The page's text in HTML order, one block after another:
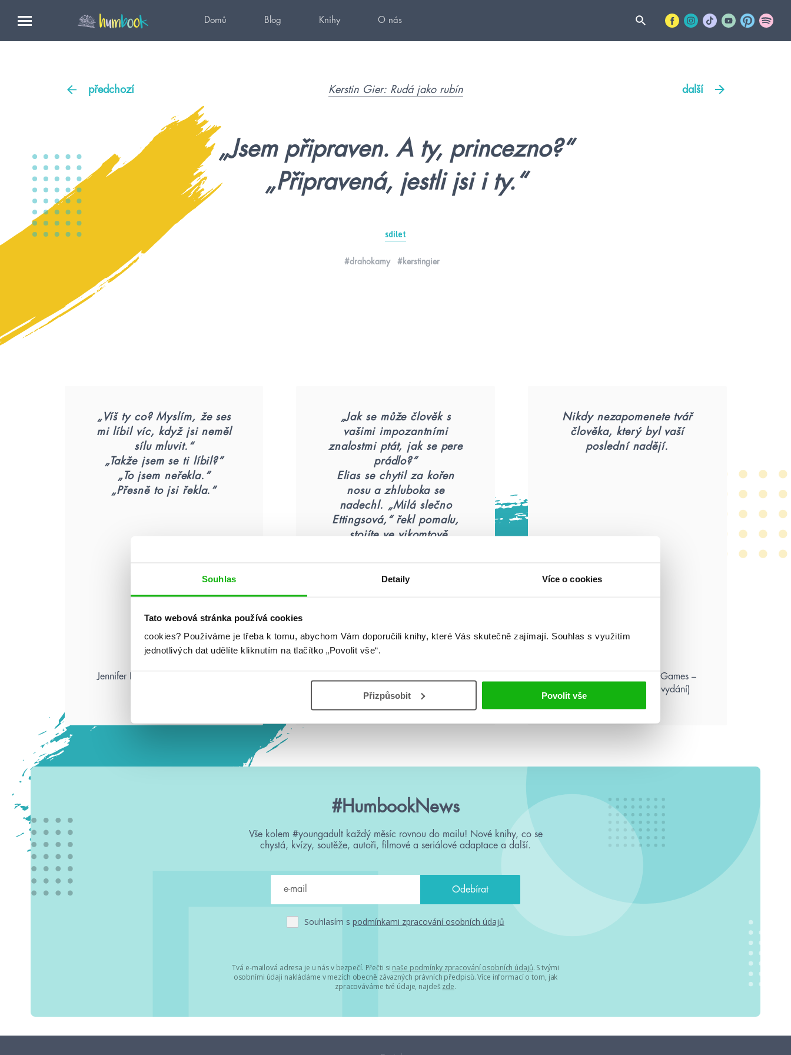
Souhlas Detaily Více o cookies
Tato webová stránka používá cookies
cookies? Používáme je třeba k tomu, abychom Vám doporučili knihy, které Vás skutečně zajímají. Souhlas s využitím
jednotlivých dat udělíte kliknutím na tlačítko „Povolit vše“.
Přizpůsobit Povolit vše
Domů Blog Knihy O nás
předchozí další
Kerstin Gier: Rudá jako rubín
„Jsem připraven. A ty, princezno?“
„Připravená, jestli jsi i ty.“
sdílet
#drahokamy #kerstingier
„Víš ty co? Myslím, že ses
mi líbil víc, když jsi neměl
sílu mluvit.“
„Takže jsem se ti líbil?“
„To jsem neřekla.“
„Přesně to jsi řekla.“
Jennifer L. Armentrout: Pád zkázy
„Jak se může člověk s
vašimi impozantními
znalostmi ptát, jak se pere
prádlo?“
Elias se chytil za kořen
nosu a zhluboka se
nadechl. „Milá slečno
Ettingsová,“ řekl pomalu,
„stojíte ve vikomtově
fontáně. Copak opravdu
Olivia Atwater: Půl duše
Nikdy nezapomenete tvář
člověka, který byl vaší
poslední nadějí.
Suzanne Collins: Hunger Games –
Aréna smrti (ilustrované vydání)
#HumbookNews
Vše kolem #youngadult každý měsíc rovnou do mailu! Nové knihy, co se
chystá, kvízy, soutěže, autoři, filmové a seriálové adaptace a další.
Souhlasím s podmínkami zpracování osobních údajů
Tvá e-mailová adresa je u nás v bezpečí. Přečti si naše podmínky zpracování osobních údajů. S tvými
osobními údaji nakládáme v mezích obecně závazných právních předpisů. Více informací o tom, jak
zpracováváme tvé údaje, najdeš zde.